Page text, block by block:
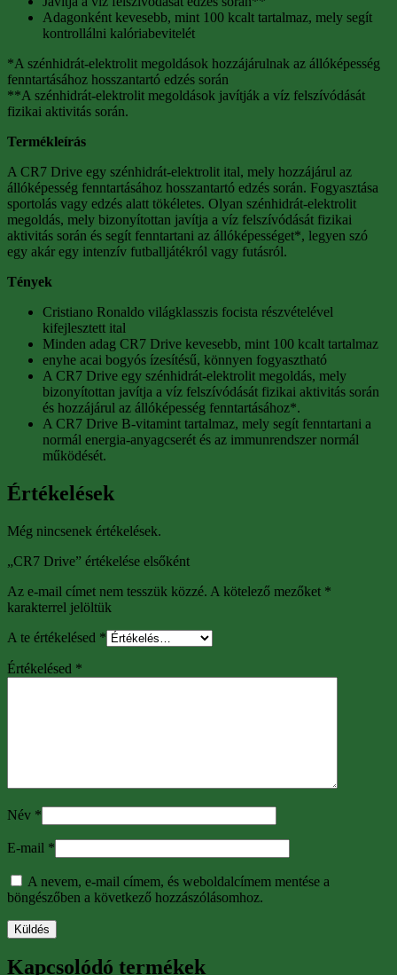
Adagonként kevesebb, mint 100 kcalt tartalmaz, mely segít
kontrollálni kalóriabevitelét
*A szénhidrát-elektrolit megoldások hozzájárulnak az állóképesség
fenntartásához hosszantartó edzés során
**A szénhidrát-elektrolit megoldások javítják a víz felszívódását
fizikai aktivitás során.
Termékleírás
A CR7 Drive egy szénhidrát-elektrolit ital, mely hozzájárul az
állóképesség fenntartásához hosszantartó edzés során. Fogyasztása
sportolás vagy edzés alatt tökéletes. Olyan szénhidrát-elektrolit
megoldás, mely bizonyítottan javítja a víz felszívódását fizikai
aktivitás során és segít fenntartani az állóképességet*, legyen szó
egy akár egy intenzív futballjátékról vagy futásról.
Tények
Cristiano Ronaldo világklasszis focista részvételével
kifejlesztett ital
Minden adag CR7 Drive kevesebb, mint 100 kcalt tartalmaz
enyhe acai bogyós ízesítésű, könnyen fogyasztható
A CR7 Drive egy szénhidrát-elektrolit megoldás, mely
bizonyítottan javítja a víz felszívódását fizikai aktivitás során
és hozzájárul az állóképesség fenntartásához*.
A CR7 Drive B-vitamint tartalmaz, mely segít fenntartani a
normál energia-anyagcserét és az immunrendszer normál
működését.
Értékelések
Még nincsenek értékelések.
„CR7 Drive” értékelése elsőként
Az e-mail címet nem tesszük közzé. A kötelező mezőket *
karakterrel jelöltük
A te értékelésed *
Értékelésed *
Név *
E-mail *
A nevem, e-mail címem, és weboldalcímem mentése a
böngészőben a következő hozzászólásomhoz.
Kapcsolódó termékek